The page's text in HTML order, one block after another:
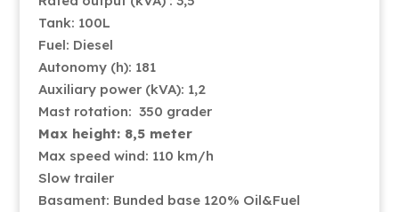
Tank: 100L
Fuel: Diesel
Autonomy (h): 181
Auxiliary power (kVA): 1,2
Mast rotation: 350 grader
Max height: 8,5 meter
Max speed wind: 110 km/h
Slow trailer
Basament: Bunded base 120% Oil&Fuel